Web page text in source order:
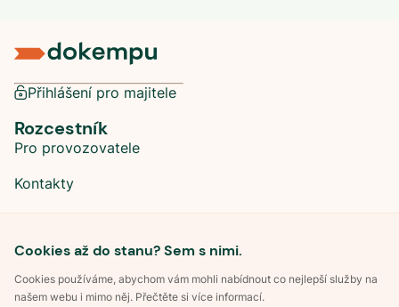
Cookies až do stanu? Sem s nimi.
Cookies používáme, abychom vám mohli nabídnout co nejlepší služby na
našem webu i mimo něj. Přečtěte si více informací.
Přihlášení pro majitele
Rozcestník
Pro provozovatele
Kontakty